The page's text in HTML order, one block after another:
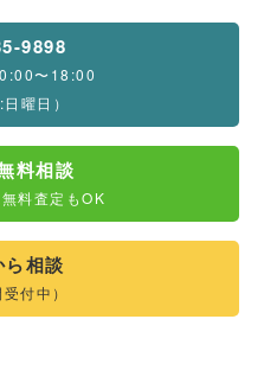
9898
〜18:00
曜日）
料相談
料査定もOK
相談
付中）